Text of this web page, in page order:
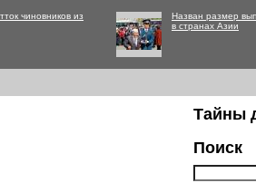
чиновников из
Назван размер
в странах Азии
Тайны
Поиск